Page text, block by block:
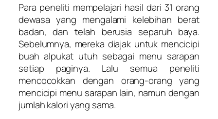
Para peneliti mempelajari hasil dari 31 orang
dewasa yang mengalami kelebihan berat
badan, dan telah berusia separuh baya.
Sebelumnya, mereka diajak untuk mencicipi
buah alpukat utuh sebagai menu sarapan
setiap paginya. Lalu semua peneliti
mencocokkan dengan orang-orang yang
mencicipi menu sarapan lain, namun dengan
jumlah kalori yang sama.